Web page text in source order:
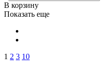
В корзину
Показать еще
1 2 3 10